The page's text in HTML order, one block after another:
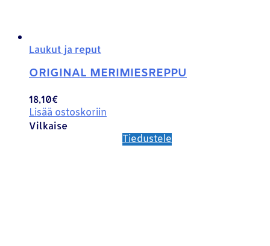
Laukut ja reput
ORIGINAL MERIMIESREPPU
18,10€
Lisää ostoskoriin
Vilkaise
Tiedustele